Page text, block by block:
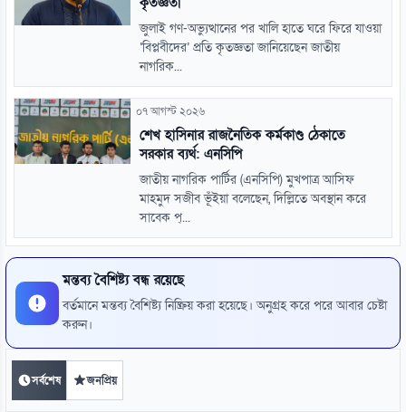
জুলাই গণ-অভ্যুত্থানের পর খালি হাতে ঘরে ফিরে যাওয়া
‘বিপ্লবীদের’ প্রতি কৃতজ্ঞতা জানিয়েছেন জাতীয়
নাগরিক...
০৭ আগস্ট ২০২৬
শেখ হাসিনার রাজনৈতিক কর্মকাণ্ড ঠেকাতে
সরকার ব্যর্থ: এনসিপি
জাতীয় নাগরিক পার্টির (এনসিপি) মুখপাত্র আসিফ
মাহমুদ সজীব ভূঁইয়া বলেছেন, দিল্লিতে অবস্থান করে
সাবেক প্...
মন্তব্য বৈশিষ্ট্য বন্ধ রয়েছে
বর্তমানে মন্তব্য বৈশিষ্ট্য নিষ্ক্রিয় করা হয়েছে। অনুগ্রহ করে পরে আবার চেষ্টা
করুন।
সর্বশেষ জনপ্রিয়